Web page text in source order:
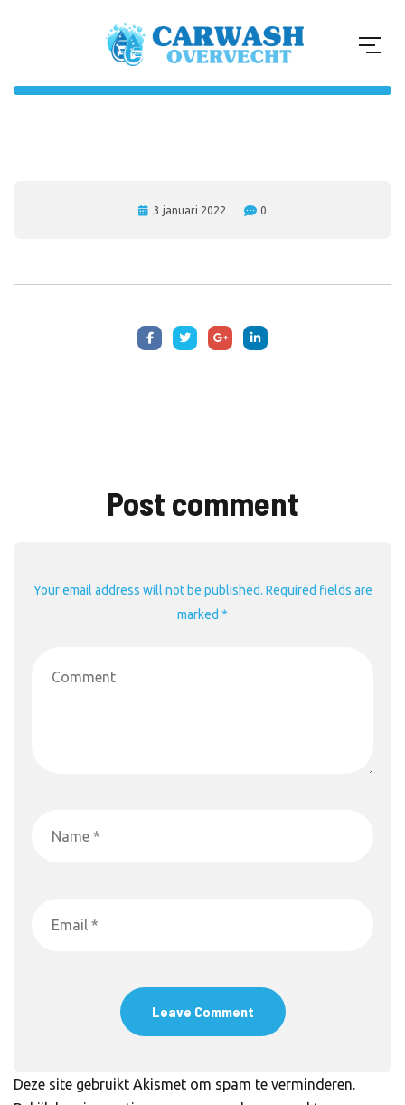
3 januari 2022 0
Post comment
Your email address will not be published. Required fields are
marked *
Deze site gebruikt Akismet om spam te verminderen.